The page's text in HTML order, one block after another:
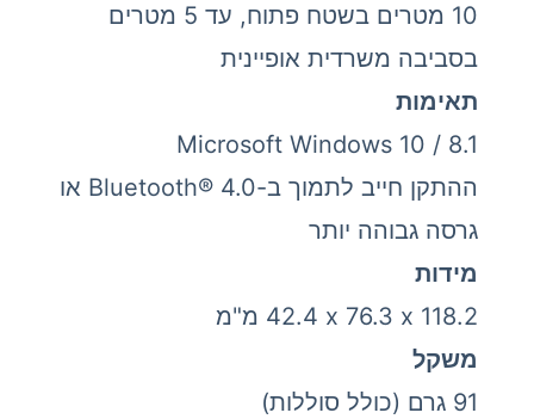
10 מטרים בשטח פתוח, עד 5 מטרים
בסביבה משרדית אופיינית
תאימות
Microsoft Windows 10 / 8.1
ההתקן חייב לתמוך ב-Bluetooth® 4.0 או
גרסה גבוהה יותר
מידות
118.2 x‏ 76.3 x‏ 42.4 מ"מ
משקל
91 גרם (כולל סוללות)